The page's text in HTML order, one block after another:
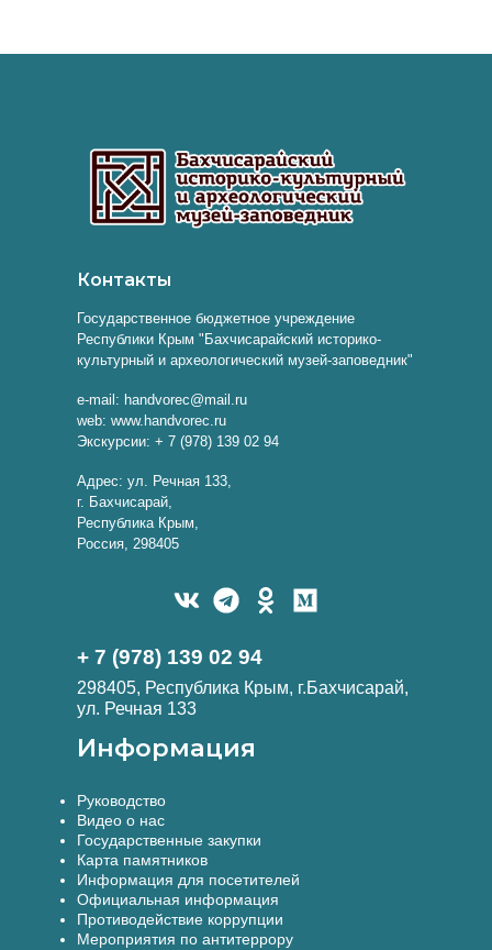
Контакты
Государственное бюджетное учреждение
Республики Крым "Бахчисарайский историко-
культурный и археологический музей-заповедник"
e-mail: handvorec@mail.ru
web: www.handvorec.ru
Экскурсии: + 7 (978) 139 02 94
Адрес: ул. Речная 133,
г. Бахчисарай,
Республика Крым,
Россия, 298405
+ 7 (978) 139 02 94
298405, Республика Крым, г.Бахчисарай,
ул. Речная 133
Информация
Руководство
Видео о нас
Государственные закупки
Карта памятников
Информация для посетителей
Официальная информация
Противодействие коррупции
Мероприятия по антитеррору